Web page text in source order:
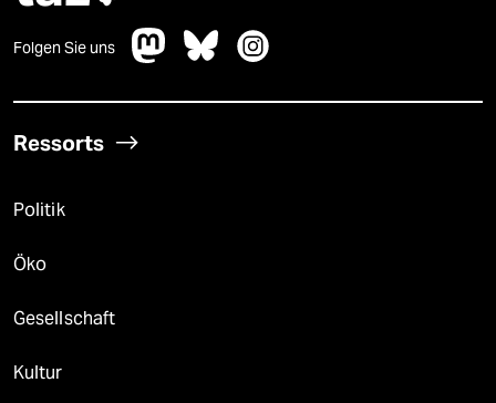
Folgen Sie uns
Ressorts
Politik
Öko
Gesellschaft
Kultur